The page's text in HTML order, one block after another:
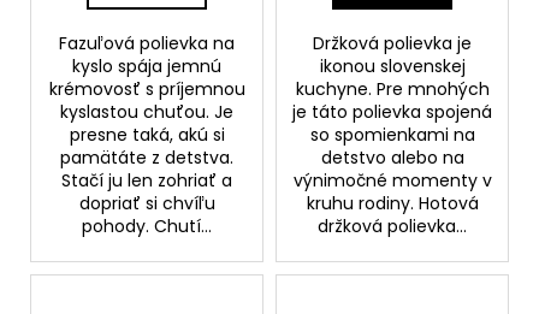
Fazuľová polievka na
kyslo spája jemnú
krémovosť s príjemnou
kyslastou chuťou. Je
presne taká, akú si
pamätáte z detstva.
Stačí ju len zohriať a
dopriať si chvíľu
pohody. Chutí...
Držková polievka je
ikonou slovenskej
kuchyne. Pre mnohých
je táto polievka spojená
so spomienkami na
detstvo alebo na
výnimočné momenty v
kruhu rodiny. Hotová
držková polievka...